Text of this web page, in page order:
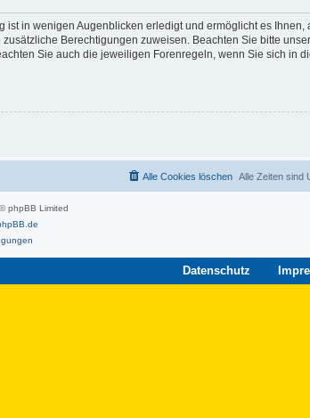
in wenigen Augenblicken erledigt und ermöglicht es Ihnen,
Berechtigungen zuweisen. Beachten Sie bitte
Sie auch die jeweiligen Forenregeln, wenn Sie sich in
Alle Zeiten sind
Alle Cookies löschen
phpBB Limited
Datenschutz